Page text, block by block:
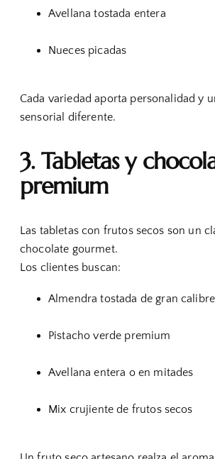
Avellana tostada entera
Nueces picadas
Cada variedad aporta personalidad y
sensorial diferente.
3. Tabletas y
premium
Las tabletas con frutos secos son un
chocolate gourmet.
Los clientes buscan:
Almendra tostada de gran calibre
Pistacho verde premium
Avellana entera o en mitades
Mix crujiente de frutos secos